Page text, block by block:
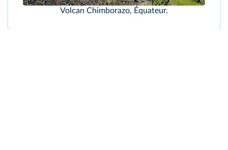
Volcan Chimborazo, Équateur.